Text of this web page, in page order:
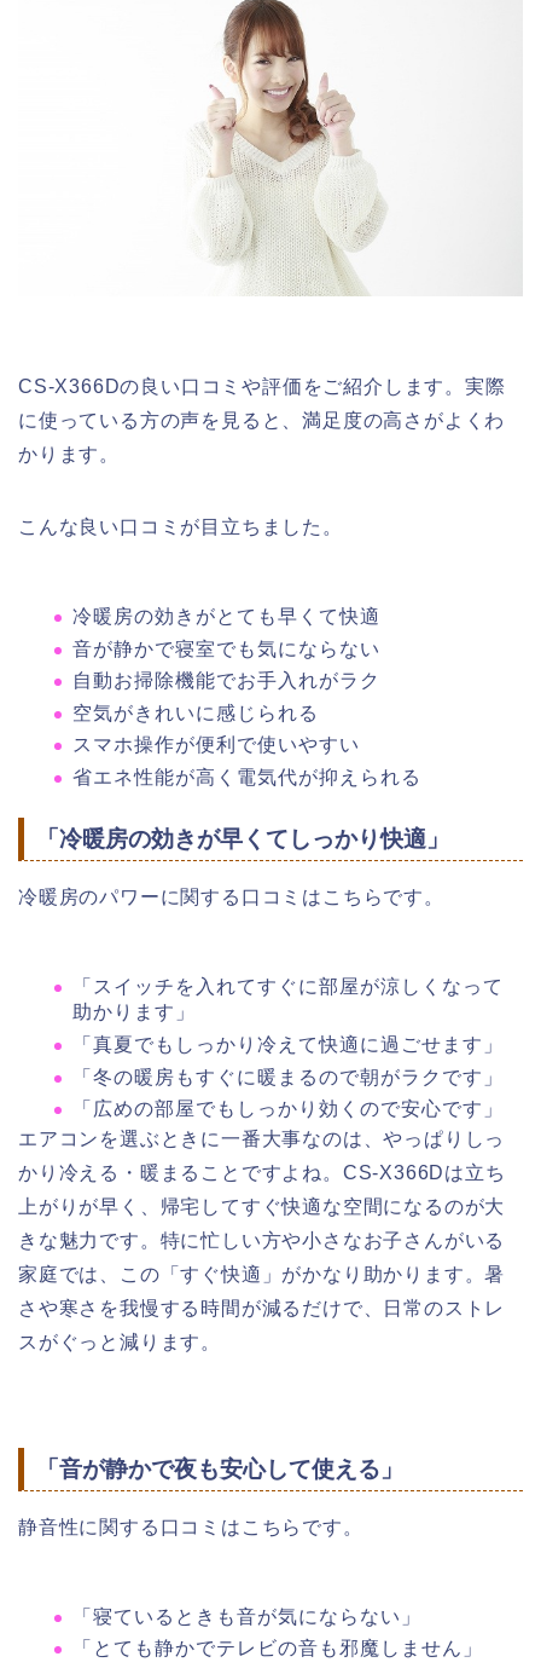
CS-X366Dの良い口コミや評価をご紹介します。実際
に使っている方の声を見ると、満足度の高さがよくわ
かります。
こんな良い口コミが目立ちました。
冷暖房の効きがとても早くて快適
音が静かで寝室でも気にならない
自動お掃除機能でお手入れがラク
空気がきれいに感じられる
スマホ操作が便利で使いやすい
省エネ性能が高く電気代が抑えられる
「冷暖房の効きが早くてしっかり快適」
冷暖房のパワーに関する口コミはこちらです。
「スイッチを入れてすぐに部屋が涼しくなって
助かります」
「真夏でもしっかり冷えて快適に過ごせます」
「冬の暖房もすぐに暖まるので朝がラクです」
「広めの部屋でもしっかり効くので安心です」
エアコンを選ぶときに一番大事なのは、やっぱりしっ
かり冷える・暖まることですよね。CS-X366Dは立ち
上がりが早く、帰宅してすぐ快適な空間になるのが大
きな魅力です。特に忙しい方や小さなお子さんがいる
家庭では、この「すぐ快適」がかなり助かります。暑
さや寒さを我慢する時間が減るだけで、日常のストレ
スがぐっと減ります。
「音が静かで夜も安心して使える」
静音性に関する口コミはこちらです。
「寝ているときも音が気にならない」
「とても静かでテレビの音も邪魔しません」